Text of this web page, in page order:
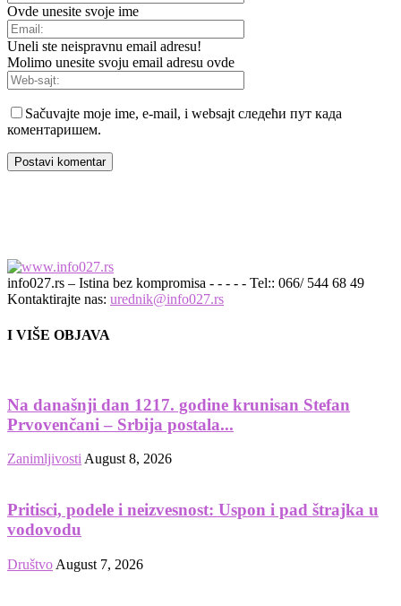
Ovde unesite svoje ime
Uneli ste neispravnu email adresu!
Molimo unesite svoju email adresu ovde
Sačuvajte moje ime, e-mail, i websajt следећи пут када
коментаришем.
info027.rs – Istina bez kompromisa - - - - - Tel:: 066/ 544 68 49
Kontaktirajte nas: urednik@info027.rs
I VIŠE OBJAVA
Na današnji dan 1217. godine krunisan Stefan
Prvovenčani – Srbija postala...
Zanimljivosti August 8, 2026
Pritisci, podele i neizvesnost: Uspon i pad štrajka u
vodovodu
Društvo August 7, 2026